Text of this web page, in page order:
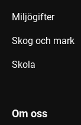
Miljögifter
Skog och mark
Skola
Om oss